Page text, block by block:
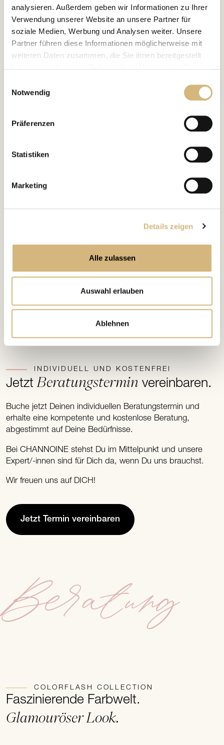
analysieren. Außerdem geben wir Informationen zu Ihrer
Verwendung unserer Website an unsere Partner für
soziale Medien, Werbung und Analysen weiter. Unsere
Partner führen diese Informationen möglicherweise mit
weiteren Daten zusammen, die Sie ihnen bereitgestellt
und im
mehr darüber, wer wir sind, wie Sie uns
kontaktieren können und wie wir personenbezogene
Notwendig
Präferenzen
Statistiken
Marketing
Details zeigen
Alle zulassen
Auswahl erlauben
Ablehnen
Leitwirkstoffe
INDIVIDUELL UND KOSTENFREI
JetztBeratungstermin vereinbaren.
Buche jetzt Deinen individuellen Beratungstermin und
erhalte eine kompetente und kostenlose Beratung,
abgestimmt auf Deine Bedürfnisse.
Bei CHANNOINE stehst Du im Mittelpunkt und unsere
Expert/-innen sind für Dich da, wenn Du uns brauchst.
Wir freuen uns auf DICH!
Jetzt Termin vereinbaren
Beratung
COLORFLASH COLLECTION
Faszinierende Farbwelt.
Glamouröser Look.